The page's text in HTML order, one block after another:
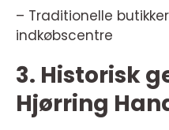
– Traditionelle
indkøbscentre
3. Historisk
Hjørring